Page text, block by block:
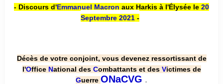
- Discours d'Emmanuel Macron aux Harkis à l'Élysée le 20
Septembre 2021 -
Décès de votre conjoint, vous devenez ressortissant de
l'Office National des Combattants et des Victimes de
Guerre ONaCVG .